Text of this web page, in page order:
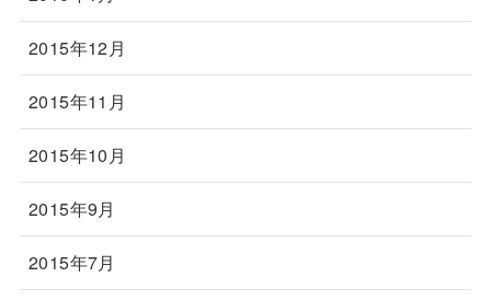
2015年12月
2015年11月
2015年10月
2015年9月
2015年7月